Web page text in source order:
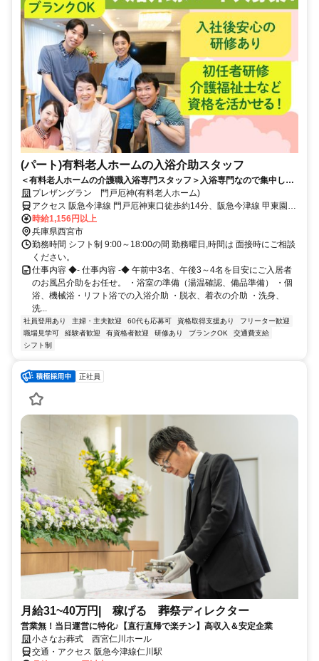
(パート)有料老人ホームの入浴介助スタッフ
＜有料老人ホームの介護職入浴専門スタッフ＞入浴専門なので集中して
業務ができる。初任者研修以上～応募可能です！
プレザングラン 門戸厄神(有料老人ホーム)
アクセス 阪急今津線 門戸厄神東口徒歩約14分、阪急今津線 甲東園東
口徒歩約17分、阪急神戸本線 西宮北口北東口徒歩約28分 阪急今津線
「門戸厄神」駅から徒歩約12分
時給1,156円以上
兵庫県西宮市
勤務時間 シフト制 9:00～18:00の間 勤務曜日,時間は 面接時にご相談
ください。
仕事内容 ◆- 仕事内容 -◆ 午前中3名、午後3～4名を目安にご入居者
のお風呂介助をお任せ。 ・浴室の準備（湯温確認、備品準備） ・個
浴、機械浴・リフト浴での入浴介助 ・脱衣、着衣の介助 ・洗身、
洗...
社員登用あり 主婦・主夫歓迎 60代も応募可 資格取得支援あり
フリーター歓迎
職場見学可
経験者歓迎 有資格者歓迎 研修あり ブランクOK
交通費支給
シフト制
正社員
月給31~40万円| 稼げる 葬祭ディレクター
営業無！当日運営に特化♪【直行直帰で楽チン】高収入＆安定企業
小さなお葬式 西宮仁川ホール
交通・アクセス 阪急今津線仁川駅